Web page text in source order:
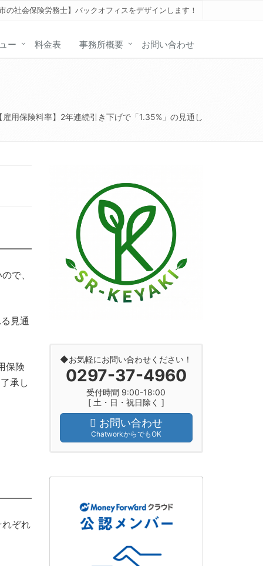
の社会保険労務士】バックオフィスをデザインします！
ー 料金表 事務所概要 お問い合わせ
雇用保険料率】2年連続引き下げで「1.35%」の見通し
で、
見通
保険
承し
ぞれ
◆お気軽にお問い合わせください！
0297-37-4960
受付時間 9:00-18:00
[ 土・日・祝日除く ]
お問い合わせ
ChatworkからでもOK